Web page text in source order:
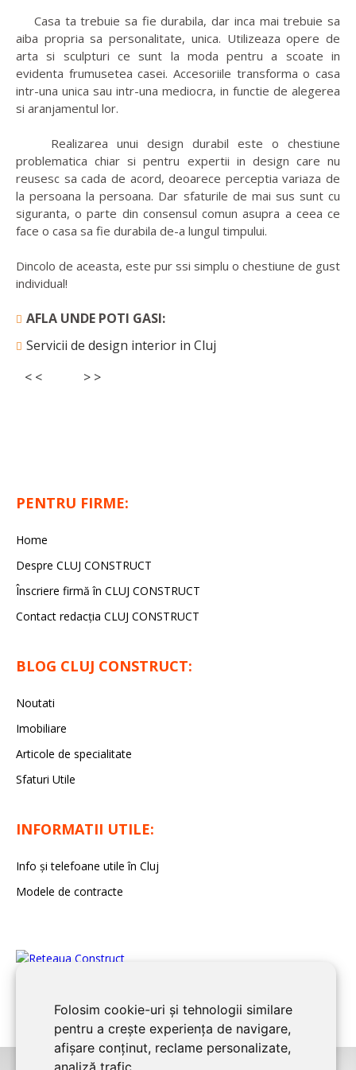
Folosim cookie-uri și tehnologii similare
pentru a crește experiența de navigare,
afișare conținut, reclame personalizate,
analiză trafic.
Casa ta trebuie sa fie durabila, dar inca mai trebuie sa
aiba propria sa personalitate, unica. Utilizeaza opere de
arta si sculpturi ce sunt la moda pentru a scoate in
evidenta frumusetea casei. Accesoriile transforma o casa
intr-una unica sau intr-una mediocra, in functie de alegerea
si aranjamentul lor.
Realizarea unui design durabil este o chestiune
problematica chiar si pentru expertii in design care nu
reusesc sa cada de acord, deoarece perceptia variaza de
la persoana la persoana. Dar sfaturile de mai sus sunt cu
siguranta, o parte din consensul comun asupra a ceea ce
face o casa sa fie durabila de-a lungul timpului.
Dincolo de aceasta, este pur ssi simplu o chestiune de gust
individual!
AFLA UNDE POTI GASI:
Servicii de design interior in Cluj
< <
> >
PENTRU FIRME:
Home
Despre CLUJ CONSTRUCT
Înscriere firmă în CLUJ CONSTRUCT
Contact redacția CLUJ CONSTRUCT
BLOG CLUJ CONSTRUCT:
Noutati
Imobiliare
Articole de specialitate
Sfaturi Utile
INFORMATII UTILE:
Info și telefoane utile în Cluj
Modele de contracte